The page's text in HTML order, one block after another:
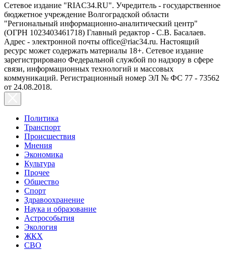
Сетевое издание "RIAC34.RU". Учредитель - государственное
бюджетное учреждение Волгоградской области
"Региональный информационно-аналитический центр"
(ОГРН 1023403461718) Главный редактор - С.В. Басалаев.
Адрес - электронной почты office@riac34.ru. Настоящий
ресурс может содержать материалы 18+. Сетевое издание
зарегистрировано Федеральной службой по надзору в сфере
связи, информационных технологий и массовых
коммуникаций. Регистрационный номер ЭЛ № ФС 77 - 73562
от 24.08.2018.
Политика
Транспорт
Происшествия
Мнения
Экономика
Культура
Прочее
Общество
Спорт
Здравоохранение
Наука и образование
Астрособытия
Экология
ЖКХ
СВО